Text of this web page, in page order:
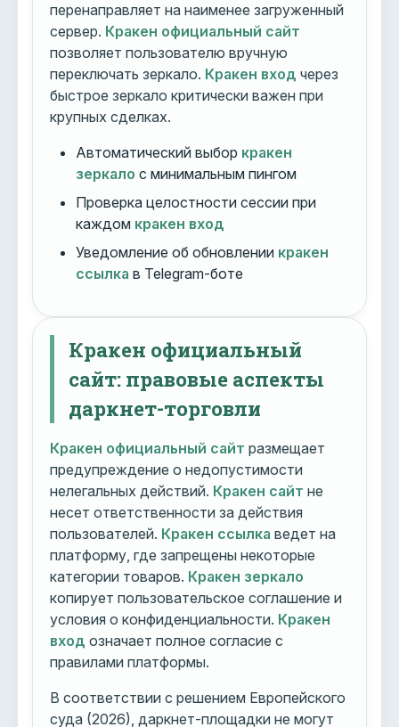
перенаправляет на наименее загруженный
сервер. Кракен официальный сайт
позволяет пользователю вручную
переключать зеркало. Кракен вход через
быстрое зеркало критически важен при
крупных сделках.
Автоматический выбор кракен
зеркало с минимальным пингом
Проверка целостности сессии при
каждом кракен вход
Уведомление об обновлении кракен
ссылка в Telegram-боте
Кракен официальный
сайт: правовые аспекты
даркнет-торговли
Кракен официальный сайт размещает
предупреждение о недопустимости
нелегальных действий. Кракен сайт не
несет ответственности за действия
пользователей. Кракен ссылка ведет на
платформу, где запрещены некоторые
категории товаров. Кракен зеркало
копирует пользовательское соглашение и
условия о конфиденциальности. Кракен
вход означает полное согласие с
правилами платформы.
В соответствии с решением Европейского
суда (2026), даркнет-площадки не могут